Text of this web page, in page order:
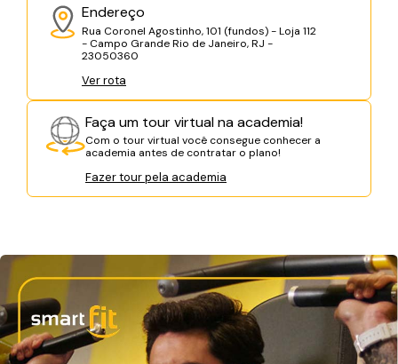
Endereço
Rua Coronel Agostinho, 101 (fundos) - Loja 112
- Campo Grande Rio de Janeiro, RJ -
23050360
Ver rota
Faça um tour virtual na academia!
Com o tour virtual você consegue conhecer a
academia antes de contratar o plano!
Fazer tour pela academia